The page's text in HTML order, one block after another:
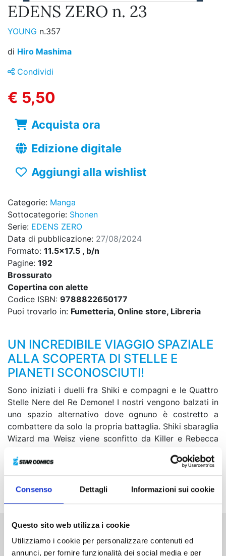
Consenso Dettagli Informazioni sui cookie
Questo sito web utilizza i cookie
Utilizziamo i cookie per personalizzare contenuti ed
annunci, per fornire funzionalità dei social media e per
EDENS ZERO n. 23
YOUNG n.357
di Hiro Mashima
Condividi
€ 5,50
Acquista ora
Edizione digitale
Aggiungi alla wishlist
Categorie: Manga
Sottocategorie: Shonen
Serie: EDENS ZERO
Data di pubblicazione: 27/08/2024
Formato: 11.5x17.5 , b/n
Pagine: 192
Brossurato
Copertina con alette
Codice ISBN: 9788822650177
Puoi trovarlo in: Fumetteria, Online store, Libreria
UN INCREDIBILE VIAGGIO SPAZIALE
ALLA SCOPERTA DI STELLE E
PIANETI SCONOSCIUTI!
Sono iniziati i duelli fra Shiki e compagni e le Quattro
Stelle Nere del Re Demone! I nostri vengono balzati in
uno spazio alternativo dove ognuno è costretto a
combattere da solo la propria battaglia. Shiki sbaraglia
Wizard ma Weisz viene sconfitto da Killer e Rebecca
la potenza di Brigandine… In tutto questo, Killer e
Clown penetrano nell’Edens Zero e la situazione rischia
di peggiorare ulteriormente!
Altri volumi della serie